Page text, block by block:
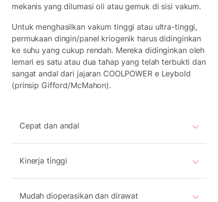
mekanis yang dilumasi oli atau gemuk di sisi vakum.
Untuk menghasilkan vakum tinggi atau ultra-tinggi,
permukaan dingin/panel kriogenik harus didinginkan
ke suhu yang cukup rendah. Mereka didinginkan oleh
lemari es satu atau dua tahap yang telah terbukti dan
sangat andal dari jajaran COOLPOWER e Leybold
(prinsip Gifford/McMahon).
Cepat dan andal
Kinerja tinggi
Mudah dioperasikan dan dirawat